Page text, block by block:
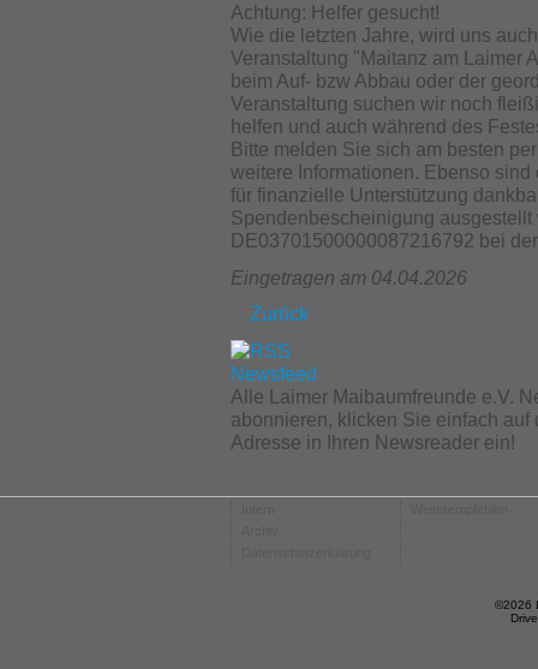
Achtung: Helfer gesucht!
Wie die letzten Jahre, wird uns
Veranstaltung "Maitanz am Laimer
beim Auf- bzw Abbau oder der
Veranstaltung suchen wir noch
helfen und auch während des
Bitte melden Sie sich am besten
weitere Informationen. Ebenso
für finanzielle Unterstützung
Spendenbescheinigung ausgestellt
DE03701500000087216792 bei
Eingetragen am 04.04.2026
Zurück
Alle Laimer Maibaumfreunde e.V.
abonnieren, klicken Sie einfach
Adresse in Ihren Newsreader ein!
©2026